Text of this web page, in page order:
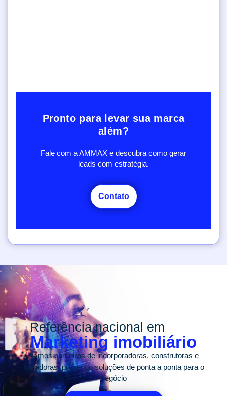
Pronto para levar sua marca
além?
Fale com a AMMAX e descubra como gerar
leads com estratégia.
Contato
Referência nacional em
Marketing imobiliário
Somos parceiros de incorporadoras, construtoras e
loteadoras, provendo soluções de ponta a ponta para o
negócio